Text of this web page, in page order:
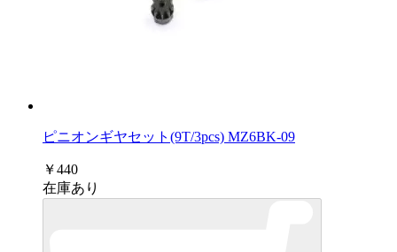
ピニオンギヤセット(9T/3pcs) MZ6BK-09
￥440
在庫あり